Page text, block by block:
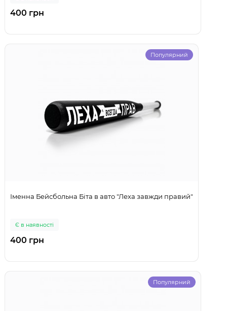
400 грн
Популярний
Іменна Бейсбольна Біта в авто "Леха завжди правий"
Є в наявності
400 грн
Популярний